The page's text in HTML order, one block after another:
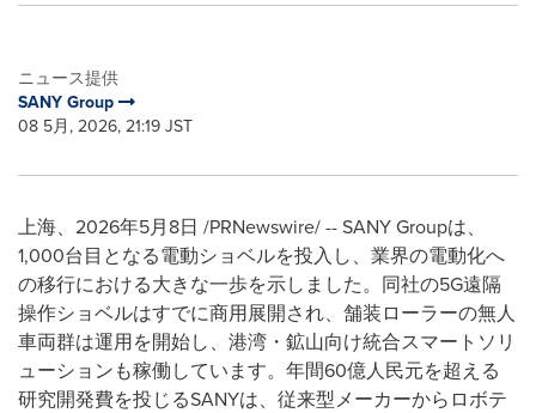
ニュース提供
SANY Group
08 5月, 2026, 21:19 JST
上海、2026年5月8日 /PRNewswire/ -- SANY Groupは、
1,000台目となる電動ショベルを投入し、業界の電動化へ
の移行における大きな一歩を示しました。同社の5G遠隔
操作ショベルはすでに商用展開され、舗装ローラーの無人
車両群は運用を開始し、港湾・鉱山向け統合スマートソリ
ューションも稼働しています。年間60億人民元を超える
研究開発費を投じるSANYは、従来型メーカーからロボテ